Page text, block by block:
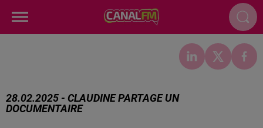
28.02.2025 - CLAUDINE PARTAGE UN
DOCUMENTAIRE